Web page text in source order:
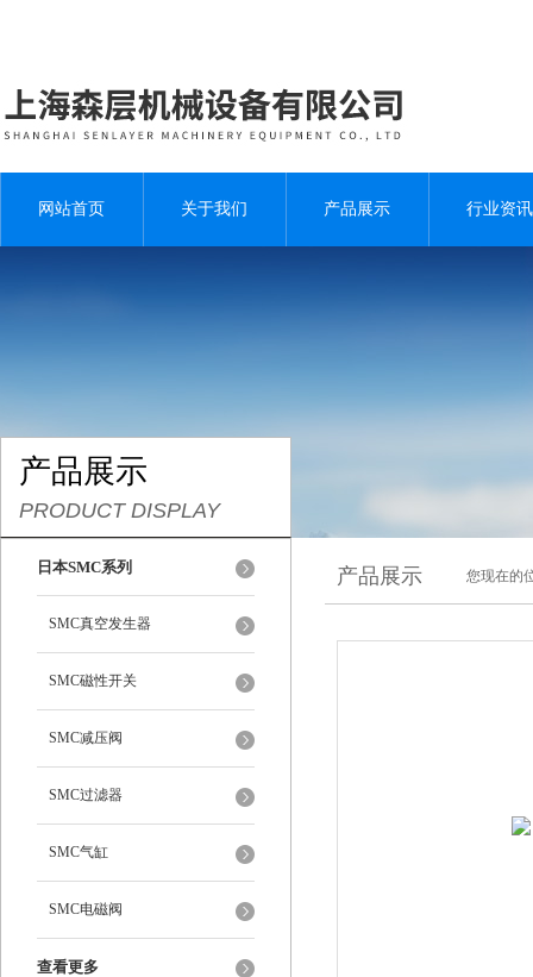
网站首页 关于我们 产品展示 行业资讯
产品展示
PRODUCT DISPLAY
日本SMC系列
SMC真空发生器
SMC磁性开关
SMC减压阀
SMC过滤器
SMC气缸
SMC电磁阀
查看更多
产品展示 您现在的